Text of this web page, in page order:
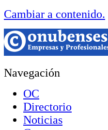
Cambiar a contenido.
Navegación
OC
Directorio
Noticias